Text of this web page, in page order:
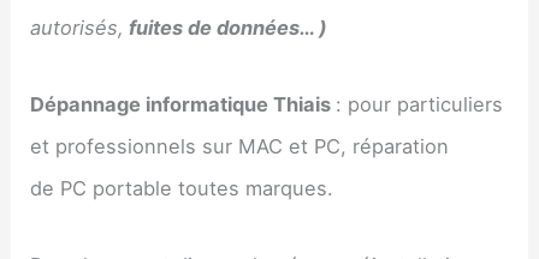
autorisés, fuites de données… )
Dépannage informatique Thiais : pour particuliers
et professionnels sur MAC et PC, réparation
de PC portable toutes marques.